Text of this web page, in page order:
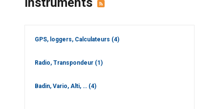
GPS, loggers, Calculateurs (4)
Radio, Transpondeur (1)
Badin, Vario, Alti, … (4)